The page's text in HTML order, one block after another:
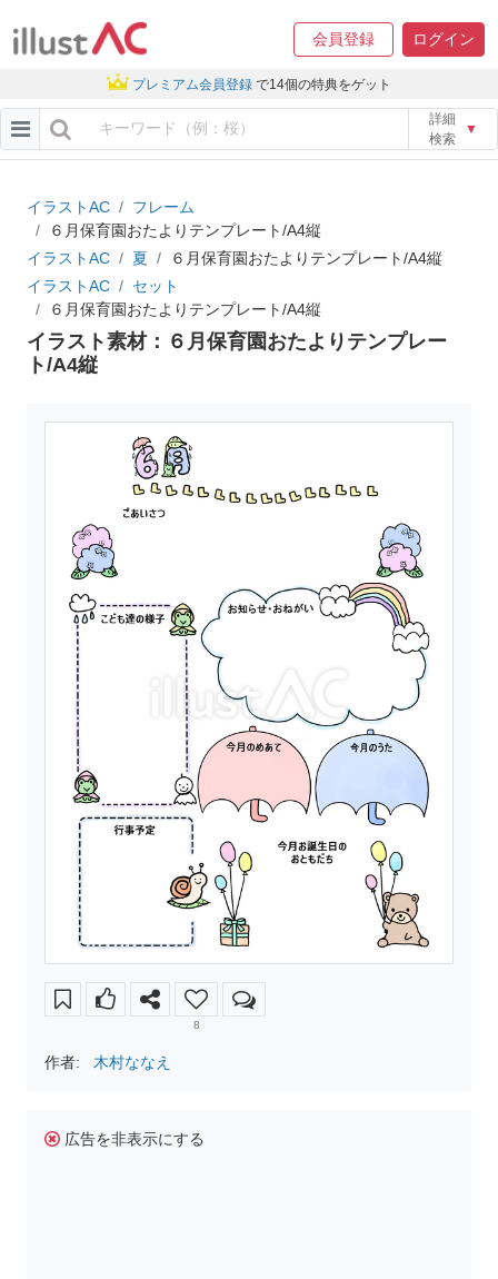
会員登録 ログイン
プレミアム会員登録 で14個の特典をゲット
詳細
検索
▼
イラストAC
フレーム
６月保育園おたよりテンプレート/A4縦
イラストAC
夏
６月保育園おたよりテンプレート/A4縦
イラストAC
セット
６月保育園おたよりテンプレート/A4縦
イラスト素材：６月保育園おたよりテンプレー
ト/A4縦
8
作者: 木村ななえ
広告を非表示にする